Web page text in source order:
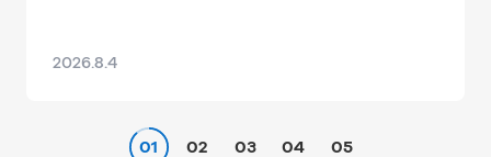
2026.8.4
01 02 03 04 05